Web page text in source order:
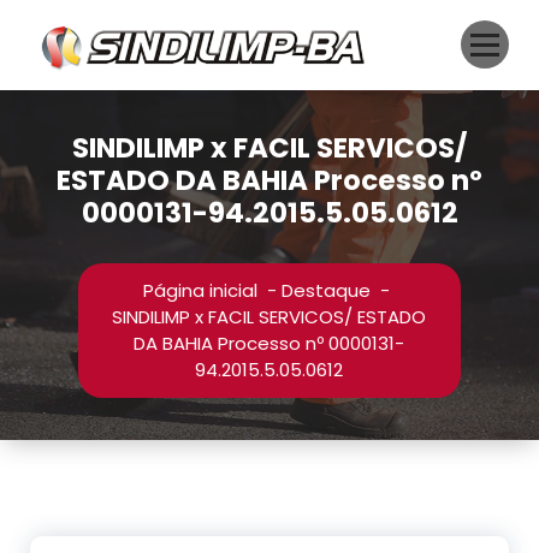
conteúdo
SINDILIMP x FACIL SERVICOS/
ESTADO DA BAHIA Processo nº
0000131-94.2015.5.05.0612
Página inicial -Destaque -
SINDILIMP x FACIL SERVICOS/ ESTADO
DA BAHIA Processo nº 0000131-
94.2015.5.05.0612